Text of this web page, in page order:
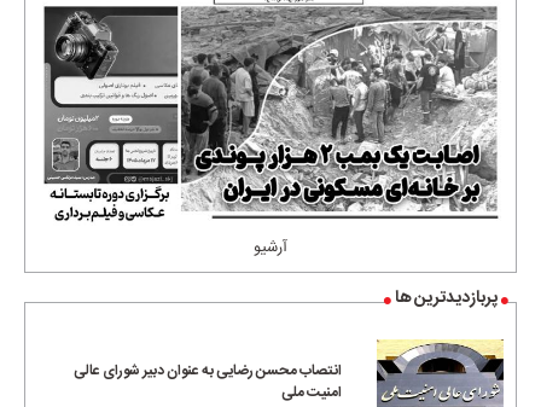
آرشیو
پربازدیدترین ها
انتصاب محسن رضایی به عنوان دبیر شورای عالی
امنیت ملی